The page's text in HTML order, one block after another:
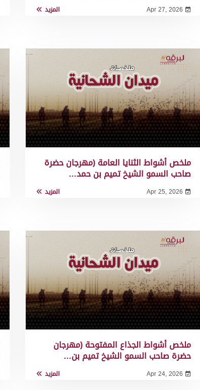
Apr 27, 2026 المزيد
ملخص أشواط الثنايا العامة (مهرجان حضرة
صاحب السمو الشيخ تميم بن حمد…
Apr 25, 2026 المزيد
ملخص أشواط الجذاع المفتوحة (مهرجان
حضرة صاحب السمو الشيخ تميم بن…
Apr 24, 2026 المزيد